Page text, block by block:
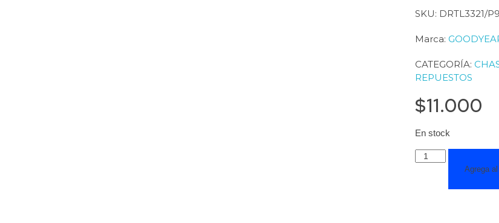
SKU: DRTL3321/
Marca:
CATEGORÍA:
REPUESTOS
$11.000
En stock
Agrega